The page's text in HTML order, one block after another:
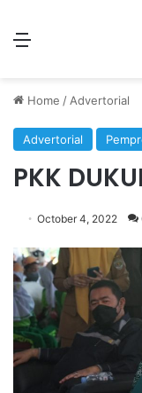
Home / Advertorial
Advertorial
PKK
October 4, 2022